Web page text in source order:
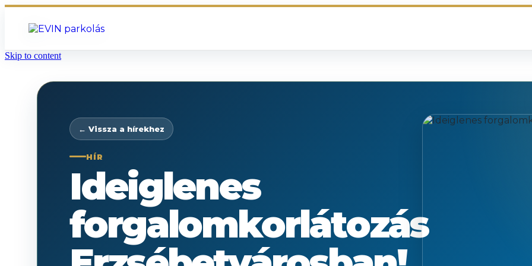
Skip to content
← Vissza a hírekhez
HÍR
Ideiglenes
forgalomkorlátozás